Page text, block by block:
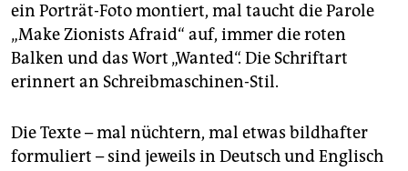
ein Porträt-Foto montiert, mal taucht die Parole
„Make Zionists Afraid“ auf, immer die roten
Balken und das Wort „Wanted“. Die Schriftart
erinnert an Schreibmaschinen-Stil.
Die Texte – mal nüchtern, mal etwas bildhafter
formuliert – sind jeweils in Deutsch und Englisch